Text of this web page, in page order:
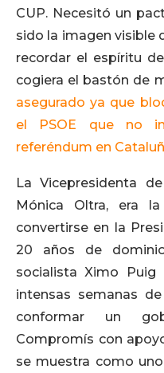
CUP. Necesitó un
sido la imagen visible
recordar el espíritu
cogiera el bastón de
asegurado ya que
el PSOE que no
referéndum en
La Vicepresidenta
Mónica Oltra, era
convertirse en la
20 años de
socialista Ximo
intensas semanas
conformar un
Compromís con
se muestra como